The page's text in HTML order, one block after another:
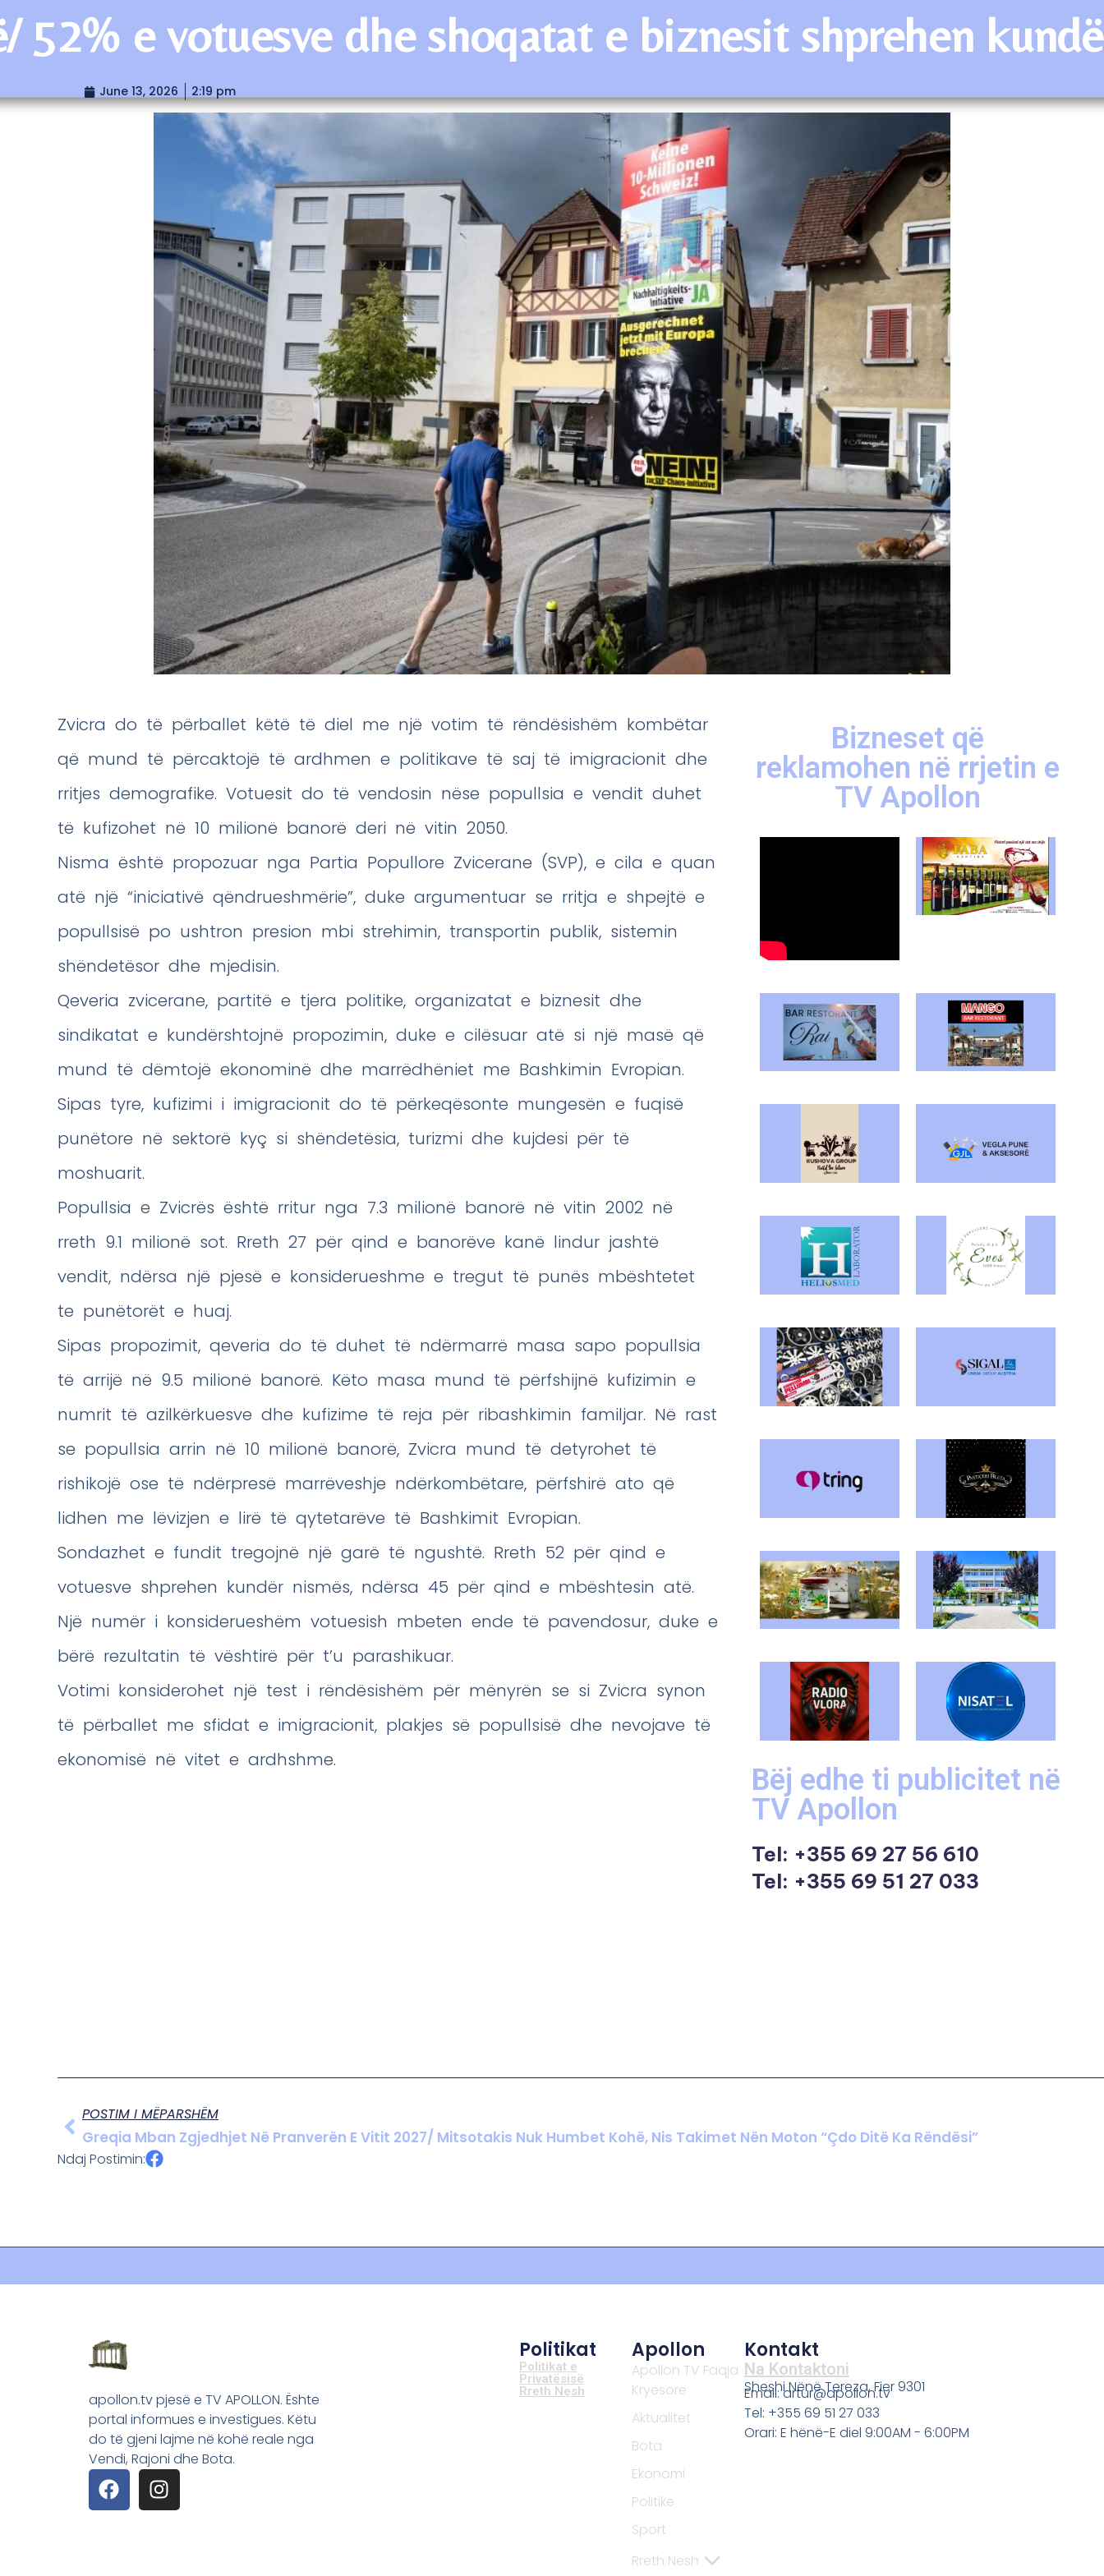
52% e votuesve dhe shoqatat e biznesit shprehen
June 13, 2026 2:19 pm
Zvicra do të përballet këtë të diel me një votim të rëndësishëm kombëtar
që mund të përcaktojë të ardhmen e politikave të saj të imigracionit dhe
rritjes demografike. Votuesit do të vendosin nëse popullsia e vendit duhet
të kufizohet në 10 milionë banorë deri në vitin 2050.
Nisma është propozuar nga Partia Popullore Zvicerane (SVP), e cila e quan
atë një “iniciativë qëndrueshmërie”, duke argumentuar se rritja e shpejtë e
popullsisë po ushtron presion mbi strehimin, transportin publik, sistemin
shëndetësor dhe mjedisin.
Qeveria zvicerane, partitë e tjera politike, organizatat e biznesit dhe
sindikatat e kundërshtojnë propozimin, duke e cilësuar atë si një masë që
mund të dëmtojë ekonominë dhe marrëdhëniet me Bashkimin Evropian.
Sipas tyre, kufizimi i imigracionit do të përkeqësonte mungesën e fuqisë
punëtore në sektorë kyç si shëndetësia, turizmi dhe kujdesi për të
moshuarit.
Popullsia e Zvicrës është rritur nga 7.3 milionë banorë në vitin 2002 në
rreth 9.1 milionë sot. Rreth 27 për qind e banorëve kanë lindur jashtë
vendit, ndërsa një pjesë e konsiderueshme e tregut të punës mbështetet
te punëtorët e huaj.
Sipas propozimit, qeveria do të duhet të ndërmarrë masa sapo popullsia
të arrijë në 9.5 milionë banorë. Këto masa mund të përfshijnë kufizimin e
numrit të azilkërkuesve dhe kufizime të reja për ribashkimin familjar. Në rast
se popullsia arrin në 10 milionë banorë, Zvicra mund të detyrohet të
rishikojë ose të ndërpresë marrëveshje ndërkombëtare, përfshirë ato që
lidhen me lëvizjen e lirë të qytetarëve të Bashkimit Evropian.
Sondazhet e fundit tregojnë një garë të ngushtë. Rreth 52 për qind e
votuesve shprehen kundër nismës, ndërsa 45 për qind e mbështesin atë.
Një numër i konsiderueshëm votuesish mbeten ende të pavendosur, duke e
bërë rezultatin të vështirë për t’u parashikuar.
Votimi konsiderohet një test i rëndësishëm për mënyrën se si Zvicra synon
të përballet me sfidat e imigracionit, plakjes së popullsisë dhe nevojave të
ekonomisë në vitet e ardhshme.
Bizneset që
reklamohen në rrjetin e
TV Apollon
Bëj edhe ti publicitet në
TV Apollon
Tel: +355 69 27 56 610
Tel: +355 69 51 27 033
POSTIM I MËPARSHËM
Greqia Mban Zgjedhjet Në Pranverën E Vitit 2027/ Mitsotakis Nuk Humbet Kohë, Nis Takimet Nën Moton “Çdo Ditë Ka Rëndësi”
Ndaj Postimin:
apollon.tv pjesë e TV APOLLON. Ështe
portal informues e investigues. Këtu
do të gjeni lajme në kohë reale nga
Vendi, Rajoni dhe Bota.
Politikat
Politikat e
Privatësisë
Rreth Nesh
Apollon
Apollon TV Faqja
Kryesore
Aktualitet
Bota
Ekonomi
Politike
Sport
Rreth Nesh
Kontakt
Na Kontaktoni
Sheshi Nënë Tereza, Fier 9301
Email: artur@apollon.tv
Tel: +355 69 51 27 033
Orari: E hënë-E diel 9:00AM - 6:00PM